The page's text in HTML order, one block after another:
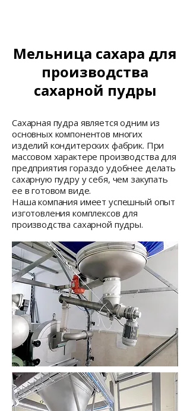
Мельница сахара для
производства
сахарной пудры
Сахарная пудра является одним из
основных компонентов многих
изделий кондитерских фабрик. При
массовом характере производства для
предприятия гораздо удобнее делать
сахарную пудру у себя, чем закупать
ее в готовом виде.
Наша компания имеет успешный опыт
изготовления комплексов для
производства сахарной пудры.